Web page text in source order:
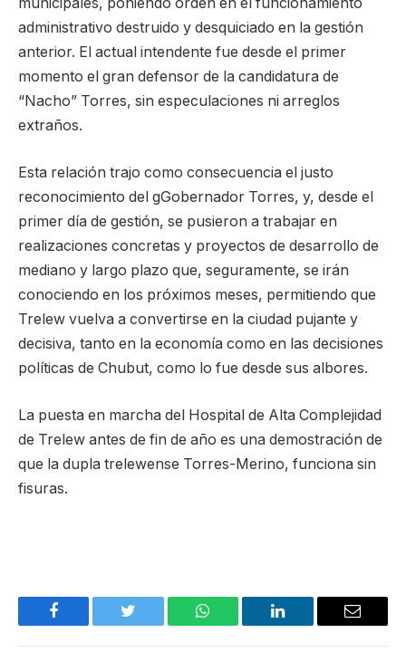
municipales, poniendo orden en el funcionamiento
administrativo destruido y desquiciado en la gestión
anterior. El actual intendente fue desde el primer
momento el gran defensor de la candidatura de
“Nacho” Torres, sin especulaciones ni arreglos
extraños.
Esta relación trajo como consecuencia el justo
reconocimiento del gGobernador Torres, y, desde el
primer día de gestión, se pusieron a trabajar en
realizaciones concretas y proyectos de desarrollo de
mediano y largo plazo que, seguramente, se irán
conociendo en los próximos meses, permitiendo que
Trelew vuelva a convertirse en la ciudad pujante y
decisiva, tanto en la economía como en las decisiones
políticas de Chubut, como lo fue desde sus albores.
La puesta en marcha del Hospital de Alta Complejidad
de Trelew antes de fin de año es una demostración de
que la dupla trelewense Torres-Merino, funciona sin
fisuras.
Facebook Twitter WhatsApp LinkedIn Email